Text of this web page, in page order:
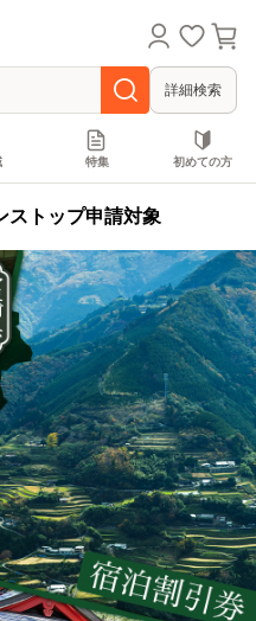
詳細検索
特集 初めての方
ストップ申請対象